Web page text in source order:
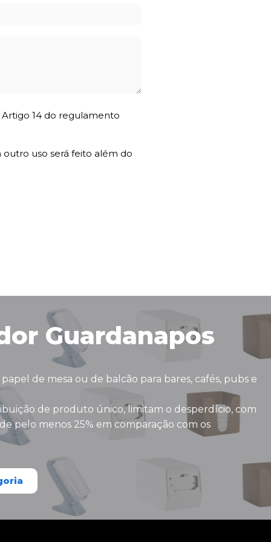
14 do regulamento
uso será feito além do
Guardanapos
de mesa ou de balcão para bares, cafés, pubs e
de produto único, limitam o desperdício, com
pelo menos 25% em comparação com os